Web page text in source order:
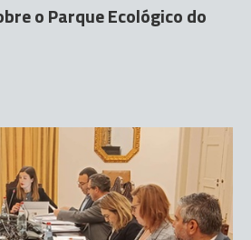
o Parque Ecológico do